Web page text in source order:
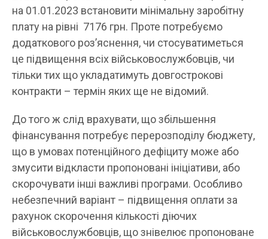
на 01.01.2023 встановити мінімальну заробітну
плату на рівні 7176 грн. Проте потребуємо
додаткового роз’яснення, чи стосуватиметься
це підвищення всіх військовослужбовців, чи
тільки тих що укладатимуть довгострокові
контракти – термін яких ще не відомий.
До того ж слід врахувати, що збільшення
фінансування потребує перерозподілу бюджету,
що в умовах потенційного дефіциту може або
змусити відкласти пропоновані ініціативи, або
скорочувати інші важливі програми. Особливо
небезпечний варіант – підвищення оплати за
рахунок скорочення кількості діючих
військовослужбовців, що знівелює пропоноване